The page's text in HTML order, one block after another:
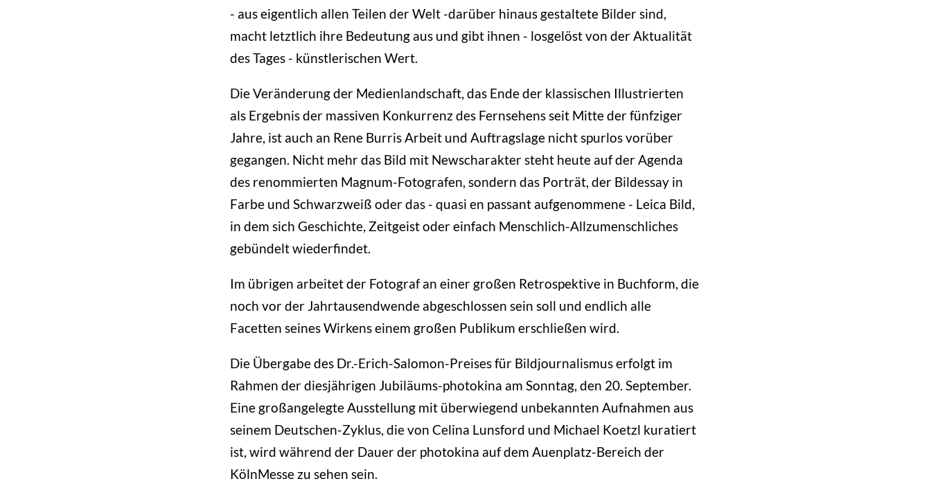
- aus eigentlich allen Teilen der Welt -darüber hinaus gestaltete Bilder sind,
macht letztlich ihre Bedeutung aus und gibt ihnen - losgelöst von der Aktualität
des Tages - künstlerischen Wert.
Die Veränderung der Medienlandschaft, das Ende der klassischen Illustrierten
als Ergebnis der massiven Konkurrenz des Fernsehens seit Mitte der fünfziger
Jahre, ist auch an Rene Burris Arbeit und Auftragslage nicht spurlos vorüber
gegangen. Nicht mehr das Bild mit Newscharakter steht heute auf der Agenda
des renommierten Magnum-Fotografen, sondern das Porträt, der Bildessay in
Farbe und Schwarzweiß oder das - quasi en passant aufgenommene - Leica Bild,
in dem sich Geschichte, Zeitgeist oder einfach Menschlich-Allzumenschliches
gebündelt wiederfindet.
Im übrigen arbeitet der Fotograf an einer großen Retrospektive in Buchform, die
noch vor der Jahrtausendwende abgeschlossen sein soll und endlich alle
Facetten seines Wirkens einem großen Publikum erschließen wird.
Die Übergabe des Dr.-Erich-Salomon-Preises für Bildjournalismus erfolgt im
Rahmen der diesjährigen Jubiläums-photokina am Sonntag, den 20. September.
Eine großangelegte Ausstellung mit überwiegend unbekannten Aufnahmen aus
seinem Deutschen-Zyklus, die von Celina Lunsford und Michael Koetzl kuratiert
ist, wird während der Dauer der photokina auf dem Auenplatz-Bereich der
KölnMesse zu sehen sein.